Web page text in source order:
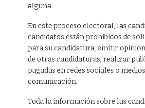
alguna.
En este proceso electoral, las
candidatos están prohibidos de
para su candidatura, emitir
de otras candidaturas, realizar
pagadas en redes sociales o
comunicación.
Toda la información sobre las